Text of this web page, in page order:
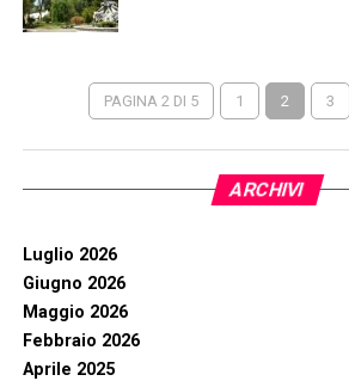
PAGINA 2 DI 5 1 2 3
ARCHIVI
Luglio 2026
Giugno 2026
Maggio 2026
Febbraio 2026
Aprile 2025